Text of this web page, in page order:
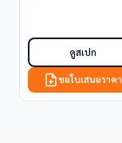
ดูสเปก
ขอใบเสนอราคา